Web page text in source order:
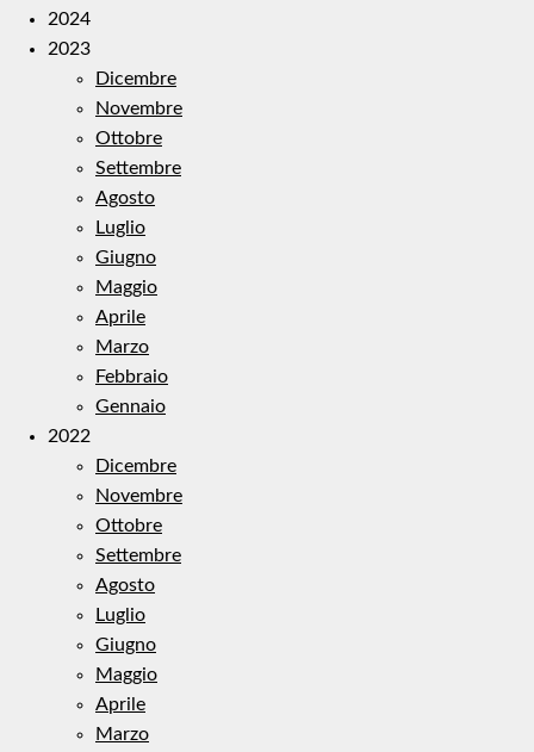
2024
2023
Dicembre
Novembre
Ottobre
Settembre
Agosto
Luglio
Giugno
Maggio
Aprile
Marzo
Febbraio
Gennaio
2022
Dicembre
Novembre
Ottobre
Settembre
Agosto
Luglio
Giugno
Maggio
Aprile
Marzo